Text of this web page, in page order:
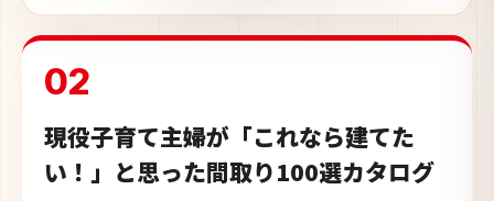
02
現役子育て主婦が「これなら建てた
い！」と思った間取り100選カタログ